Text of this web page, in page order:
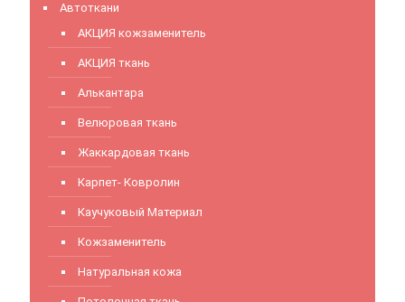
Автоткани
АКЦИЯ кожзаменитель
АКЦИЯ ткань
Алькантара
Велюровая ткань
Жаккардовая ткань
Карпет- Ковролин
Каучуковый Материал
Кожзаменитель
Натуральная кожа